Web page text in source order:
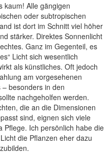
kaum! Alle gängigen
oder subtropischen
ist dort im Schnitt viel höher
stärker. Direktes Sonnenlicht
Ganz im Gegenteil, es
Licht sich wesentlich
als künstliches. Oft jedoch
am vorgesehenen
besonders in den
nachgeholfen werden.
die an die Dimensionen
sind, eignen sich viele
Pflege. Ich persönlich habe die
die Pflanzen eher dazu